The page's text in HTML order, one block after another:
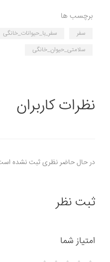
برچسب ها
سفر سفر_با_حیوانات_خانگی
سلامتی_حیوان_خانگی
نظرات کاربران
در حال حاضر نظری ثبت نشده
ثبت نظر
امتیاز شما